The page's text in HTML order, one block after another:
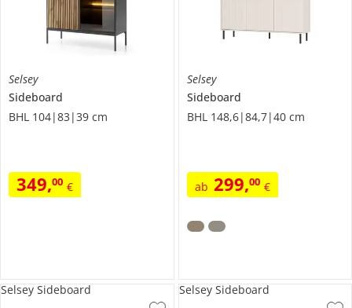
Selsey
Sideboard
BHL 104|83|39 cm
349,00 €
Selsey
Sideboard
BHL 148,6|84,7|40 cm
ab 299,00 €
Selsey Sideboard Selsey Sideboard